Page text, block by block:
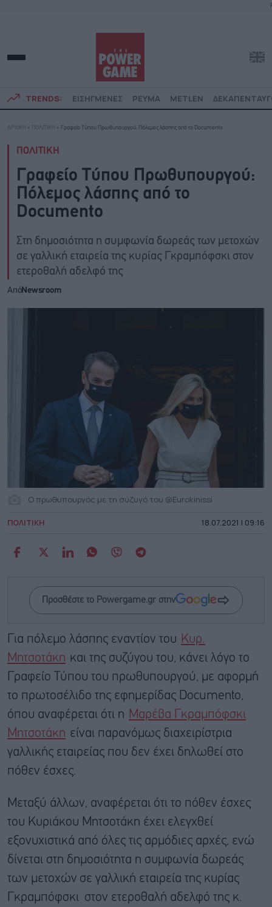
TRENDS: ΕΙΣΗΓΜΕΝΕΣ ΡΕΥΜΑ METLEN
ΑΡΧΙΚΗ » ΠΟΛΙΤΙΚΗ » Γραφείο Τύπου Πρωθυπουργού: Πόλεμος λάσπης από το Documento
ΠΟΛΙΤΙΚΗ
Γραφείο Τύπου Πρωθυπουργού:
Πόλεμος λάσπης από το
Documento
Στη δημοσιότητα η συμφωνία δωρεάς των μετοχών
σε γαλλική εταιρεία της κυρίας Γκραμπόφσκι στον
ετεροθαλή αδελφό της
ΑπόNewsroom
Ο πρωθυπουργός με τη σύζυγό του @Eurokinissi
ΠΟΛΙΤΙΚΗ 18.07.2021 | 09:16
Προσθέστε το Powergame.gr στην
Για πόλεμο λάσπης εναντίον του Κυρ.
Μητσοτάκη και της συζύγου του, κάνει λόγο το
Γραφείο Τύπου του πρωθυπουργού, με αφορμή
το πρωτοσέλιδο της εφημερίδας Documento,
όπου αναφέρεται ότι η Μαρέβα Γκραμπόφσκι
Μητσοτάκη είναι παρανόμως διαχειρίστρια
γαλλικής εταιρείας που δεν έχει δηλωθεί στο
πόθεν έσχες.
Μεταξύ άλλων, αναφέρεται ότι το πόθεν έσχες
του Κυριάκου Μητσοτάκη έχει ελεγχθεί
εξονυχιστικά από όλες τις αρμόδιες αρχές, ενώ
δίνεται στη δημοσιότητα η συμφωνία δωρεάς
των μετοχών σε γαλλική εταιρεία της κυρίας
Γκραμπόφσκι στον ετεροθαλή αδελφό της κ.